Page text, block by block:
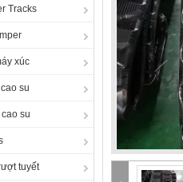
Tracks
xúc
su
su
tuyết